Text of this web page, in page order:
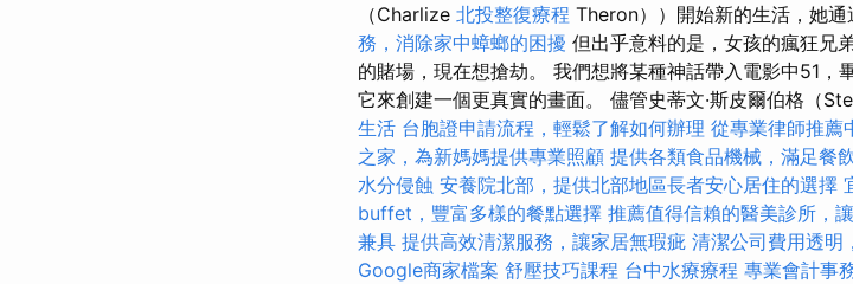
（Charlize 北投整復療程 Theron））開始新的生活，她通
務，消除家中蟑螂的困擾 但出乎意料的是，女孩的瘋狂兄
的賭場，現在想搶劫。 我們想將某種神話帶入電影中51，
它來創建一個更真實的畫面。 儘管史蒂文·斯皮爾伯格（
生活 台胞證申請流程，輕鬆了解如何辦理 從專業律師推薦
之家，為新媽媽提供專業照顧 提供各類食品機械，滿足餐
水分侵蝕 安養院北部，提供北部地區長者安心居住的選擇
buffet，豐富多樣的餐點選擇 推薦值得信賴的醫美診所，
兼具 提供高效清潔服務，讓家居無瑕疵 清潔公司費用透明
Google商家檔案 舒壓技巧課程 台中水療療程 專業會計事